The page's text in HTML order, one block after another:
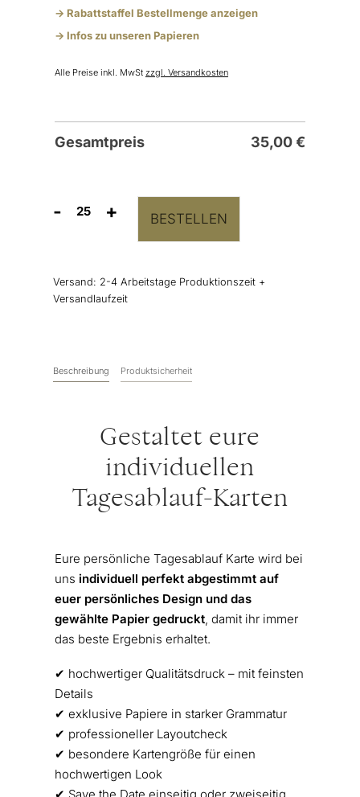
-> Rabattstaffel Bestellmenge anzeigen
-> Infos zu unseren Papieren
Alle Preise inkl. MwSt zzgl. Versandkosten
Gesamtpreis 35,00€
-
Elegante
+ BESTELLEN
Versand: 2-4 Arbeitstage Produktionszeit +
Versandlaufzeit
Beschreibung Produktsicherheit
Gestaltet eure
individuellen
Tagesablauf-Karten
Eure persönliche Tagesablauf Karte wird bei
uns individuell perfekt abgestimmt auf
euer persönliches Design und das
gewählte Papier gedruckt, damit ihr immer
das beste Ergebnis erhaltet.
✔︎ hochwertiger Qualitätsdruck – mit feinsten
Details
✔︎ exklusive Papiere in starker Grammatur
✔︎ professioneller Layoutcheck
✔︎ besondere Kartengröße für einen
hochwertigen Look